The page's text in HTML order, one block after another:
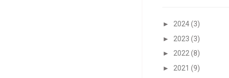
► 2024(3)
► 2023 (3)
► 2022 (8)
► 2021 (9)